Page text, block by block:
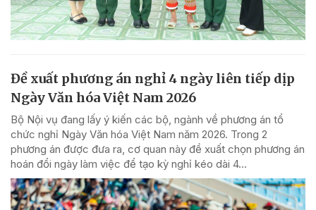
Đề xuất phương án nghỉ 4 ngày liên tiếp dịp
Ngày Văn hóa Việt Nam 2026
Bộ Nội vụ đang lấy ý kiến các bộ, ngành về phương án tổ
chức nghỉ Ngày Văn hóa Việt Nam năm 2026. Trong 2
phương án được đưa ra, cơ quan này đề xuất chọn phương án
hoán đổi ngày làm việc để tạo kỳ nghỉ kéo dài 4...